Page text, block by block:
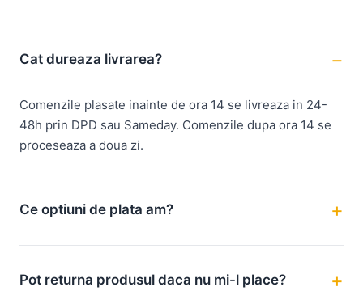
Cat dureaza livrarea?
Comenzile plasate inainte de ora 14 se livreaza in 24-
48h prin DPD sau Sameday. Comenzile dupa ora 14 se
proceseaza a doua zi.
Ce optiuni de plata am?
Pot returna produsul daca nu mi-l place?